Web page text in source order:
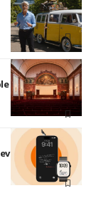
Music
disco «The